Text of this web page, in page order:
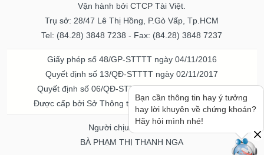
Vận hành bởi CTCP Tài Việt.
Trụ sở: 28/47 Lê Thị Hồng, P.Gò Vấp, Tp.HCM
Tel: (84.28) 3848 7238 - Fax: (84.28) 3848 7237
Giấy phép số 48/GP-STTTT ngày 04/11/2016
Quyết định số 13/QĐ-STTTT ngày 02/11/2017
Quyết định số 06/QĐ-STTTT-ICP ngày 20/07/2023
Được cấp bởi Sở Thông tin và Truyền thông TPHCM
Người chịu trách nhiệm
BÀ PHẠM THỊ THANH NGA
Bạn cần thông tin hay ý tưởng
hay lời khuyên về chứng khoán?
Hãy hỏi mình nhé!